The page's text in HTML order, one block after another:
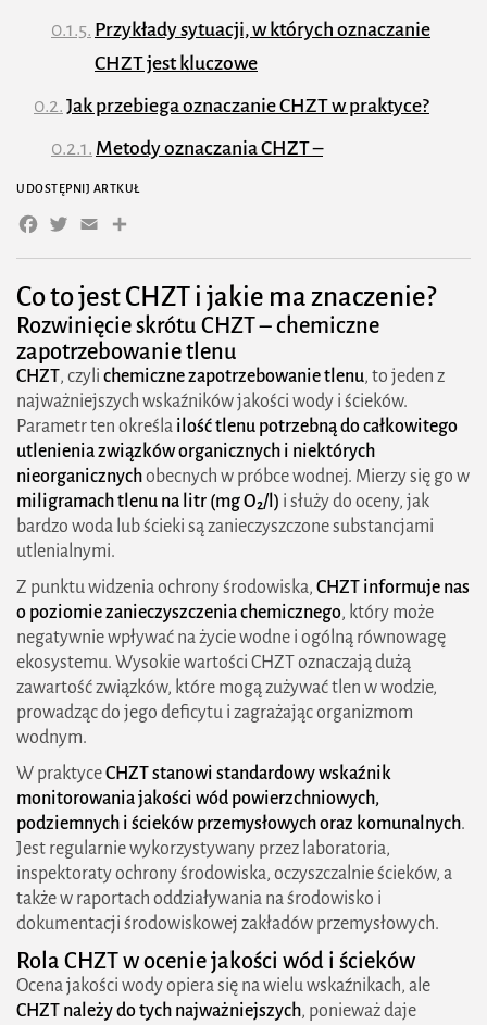
Co to jest CHZT i jakie ma znaczenie?
Rozwinięcie skrótu CHZT – chemiczne
zapotrzebowanie tlenu
CHZT, czyli chemiczne zapotrzebowanie tlenu, to jeden z
najważniejszych wskaźników jakości wody i ścieków.
Parametr ten określa ilość tlenu potrzebną do całkowitego
utlenienia związków organicznych i niektórych
nieorganicznychobecnych w próbce wodnej. Mierzy się go w
miligramach tlenu na litr (mg O₂/l) i służy do oceny, jak
bardzo woda lub ścieki są zanieczyszczone substancjami
utlenialnymi.
Z punktu widzenia ochrony środowiska, CHZT informuje nas
o poziomie zanieczyszczenia chemicznego, który może
negatywnie wpływać na życie wodne i ogólną równowagę
ekosystemu. Wysokie wartości CHZT oznaczają dużą
zawartość związków, które mogą zużywać tlen w wodzie,
prowadząc do jego deficytu i zagrażając organizmom
wodnym.
W praktyceCHZT stanowi standardowy wskaźnik
monitorowania jakości wód powierzchniowych,
podziemnych i ścieków przemysłowych oraz komunalnych.
Jest regularnie wykorzystywany przez laboratoria,
inspektoraty ochrony środowiska, oczyszczalnie ścieków, a
także w raportach oddziaływania na środowisko i
dokumentacji środowiskowej zakładów przemysłowych.
Rola CHZT w ocenie jakości wód i ścieków
Ocena jakości wody opiera się na wielu wskaźnikach, ale
CHZT należy do tych najważniejszych, ponieważ daje
Przykłady sytuacji, w których oznaczanie
CHZT jest kluczowe
Jak przebiega oznaczanie CHZT w praktyce?
Metody oznaczania CHZT –
dwuchromianowa i spektrofotometryczna
Jakie próbki się bada – ścieki, wody
powierzchniowe, przemysłowe
Warunki laboratoryjne i parametry pomiaru
Normy CHZT w Polsce i w Unii Europejskiej
Częste błędy w analizie i jak ich unikać
CHZT w ochronie środowiska i gospodarce
wodno-ściekowej
Wpływ zanieczyszczeń chemicznych na życie
wodne
Znaczenie CHZT w projektowaniu i
eksploatacji oczyszczalni ścieków
Monitorowanie CHZT w strategiach
zrównoważonego rozwoju
oddziaływania inwestycji
Jak zmniejszać CHZT w ściekach i poprawiać
jakość odprowadzanych wód
FAQ CHZT – najważniejsze pytania i odpowiedzi
Co to jest CHZT?
Jaka jest różnica między CHZT a BZT?
Jakie są dopuszczalne wartości CHZT w
UDOSTĘPNIJ ARTKUŁ
Facebook
Twitter
EmailShare